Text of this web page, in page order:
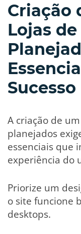
Criação
Lojas
Sucesso
A criação de
planejados
essenciais que
experiência do
Priorize um
o site funcione
desktops.